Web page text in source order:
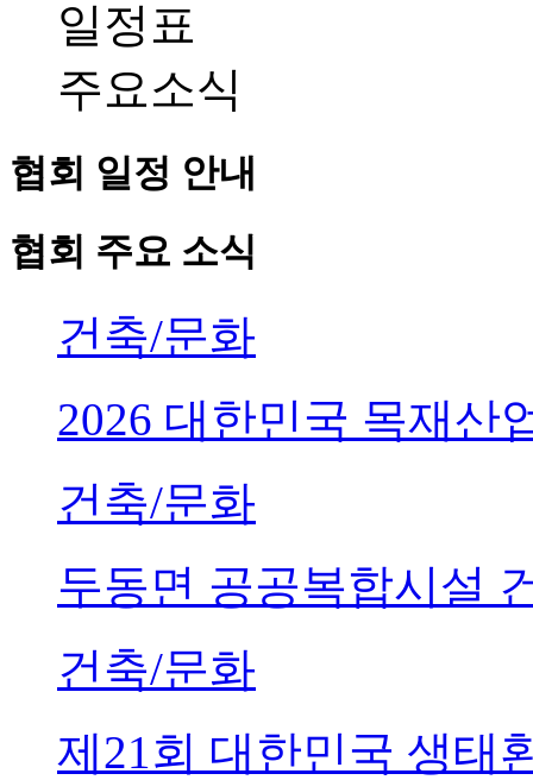
일정표
주요소식
협회 일정 안내
협회 주요 소식
건축/문화
2026 대한민국 목재산
건축/문화
두동면 공공복합시설
건축/문화
제21회 대한민국 생태